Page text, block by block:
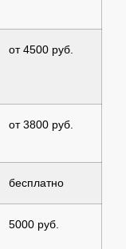
от 4500 руб.
от 3800 руб.
бесплатно
5000 руб.